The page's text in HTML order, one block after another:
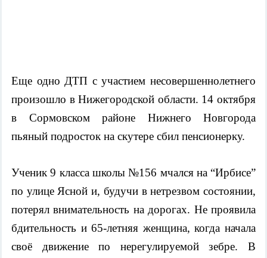
Еще одно ДТП с участием несовершеннолетнего
произошло в Нижегородской области. 14 октября
в Сормовском районе Нижнего Новгорода
пьяный подросток на скутере сбил пенсионерку.
Ученик 9 класса школы №156 мчался на “Ирбисе”
по улице Ясной и, будучи в нетрезвом состоянии,
потерял внимательность на дорогах. Не проявила
бдительность и 65-летняя женщина, когда начала
своё движение по нерегулируемой зебре. В